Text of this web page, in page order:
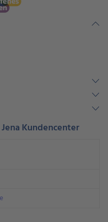
Kundencenter